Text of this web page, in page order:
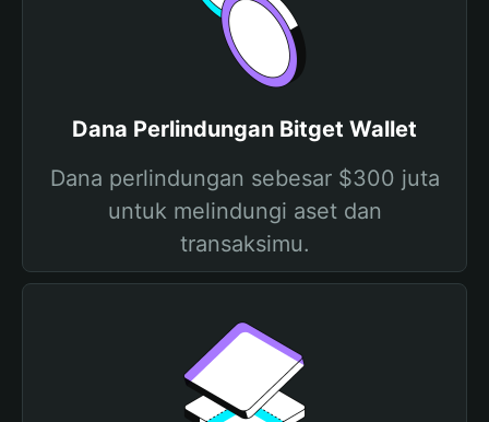
Dana Perlindungan Bitget Wallet
Dana perlindungan sebesar $300 juta
untuk melindungi aset dan
transaksimu.